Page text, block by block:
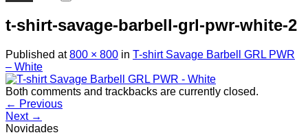
t-shirt-savage-barbell-grl-pwr-white-2
Published at800 × 800 in T-shirt Savage Barbell GRL PWR
– White
Both comments and trackbacks are currently closed.
← Previous
Next →
Novidades